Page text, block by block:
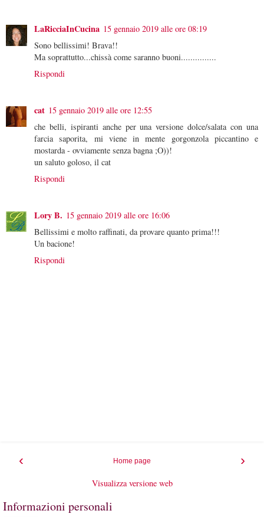
LaRicciaInCucina 15 gennaio 2019 alle ore 08:19
Sono bellissimi! Brava!!
Ma soprattutto...chissà come saranno buoni...............
Rispondi
cat 15 gennaio 2019 alle ore 12:55
che belli, ispiranti anche per una versione dolce/salata con una
farcia saporita, mi viene in mente gorgonzola piccantino e
mostarda - ovviamente senza bagna ;O))!
un saluto goloso, il cat
Rispondi
Lory B. 15 gennaio 2019 alle ore 16:06
Bellissimi e molto raffinati, da provare quanto prima!!!
Un bacione!
Rispondi
‹ ›
Home page
Visualizza versione web
Informazioni personali